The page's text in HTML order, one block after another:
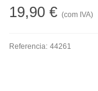
19,90 € (com IVA)
Referencia: 44261